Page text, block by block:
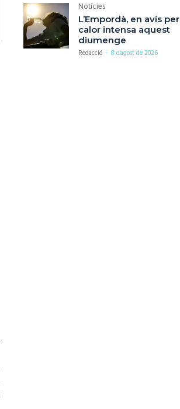
Notícies
L’Empordà, en avís per
calor intensa aquest
diumenge
Redacció - 8 d'agost de 2026